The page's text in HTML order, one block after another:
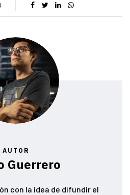
AUTOR
Guerrero
con la idea de difundir el